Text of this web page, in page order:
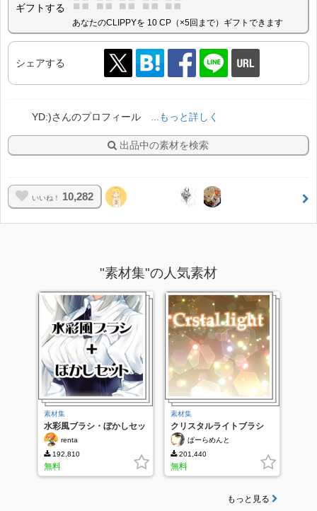
ギフトする
あなたのCLIPPYを 10 CP（×5回まで）ギフトできます
シェアする
YD:)さんのプロフィール ...もっと詳しく
出品中の素材を検索
いいね！ 10,282
"素材集"の人気素材
素材集
水彩風ブラシ・ぼかしセッ
ト
renta
192,810
無料
素材集
クリスタルライトブラシ
ぱーらめんと
201,440
無料
もっと見る